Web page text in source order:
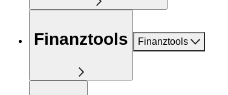
Finanztools Finanztools